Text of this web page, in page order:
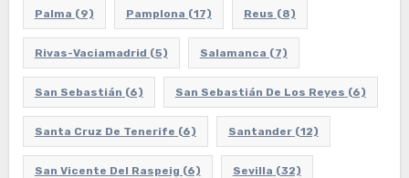
Palma (9) Pamplona (17) Reus (8)
Rivas-Vaciamadrid (5) Salamanca (7)
San Sebastián (6) San Sebastián De Los Reyes (6)
Santa Cruz De Tenerife (6) Santander(12)
San Vicente Del Raspeig (6) Sevilla (32)